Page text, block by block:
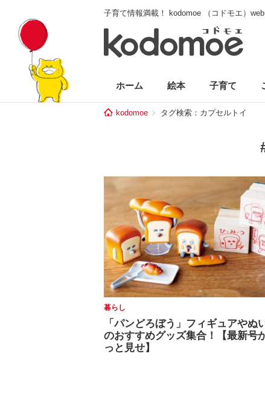
子育て情報満載！ kodomoe （コドモエ）web
ホーム 絵本 子育て
kodomoe タグ検索：カプセルトイ
暮らし
「パンどろぼう」フィギュアやぬ
のおすすめグッズ集合！【最新号
っと見せ】